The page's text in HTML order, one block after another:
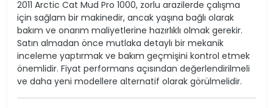
2011 Arctic Cat Mud Pro 1000, zorlu arazilerde çalışma
için sağlam bir makinedir, ancak yaşına bağlı olarak
bakım ve onarım maliyetlerine hazırlıklı olmak gerekir.
Satın almadan önce mutlaka detaylı bir mekanik
inceleme yaptırmak ve bakım geçmişini kontrol etmek
önemlidir. Fiyat performans açısından değerlendirilmeli
ve daha yeni modellere alternatif olarak görülmelidir.